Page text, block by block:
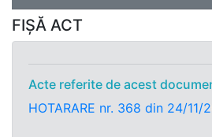
FIȘĂ ACT
Acte referite de acest
HOTARARE nr. 368 din 24/11/